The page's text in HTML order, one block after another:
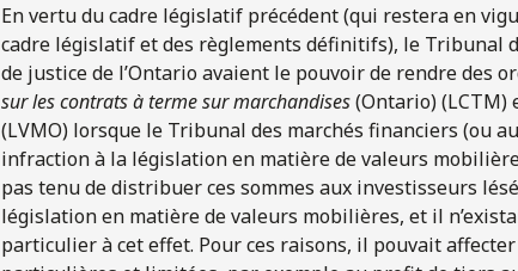
En vertu du cadre législatif précédent (qui restera en
cadre législatif et des règlements définitifs), le Tribunal
de justice de l’Ontario avaient le pouvoir de rendre des
sur les contrats à terme sur marchandises(Ontario) (LCTM)
(LVMO) lorsque le Tribunal des marchés financiers (ou
infraction à la législation en matière de valeurs
pas tenu de distribuer ces sommes aux investisseurs
législation en matière de valeurs mobilières, et il
particulier à cet effet. Pour ces raisons, il pouvait